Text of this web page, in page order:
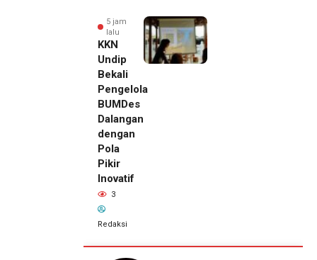
5 jam
lalu
KKN
Undip
Bekali
Pengelola
BUMDes
Dalangan
dengan
Pola
Pikir
Inovatif
3
Redaksi